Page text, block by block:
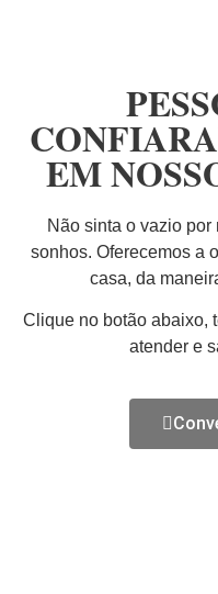
EM
Não sinta o vazio
sonhos. Oferecemos a
casa, da
Clique no botão abaixo,
atender e